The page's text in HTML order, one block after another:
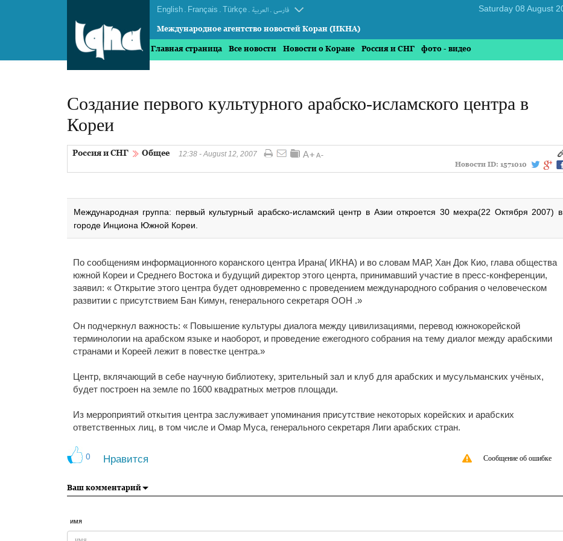
English . Français . Türkçe . العربیة . فارسی
Международное агентство новостей Коран (ИКНА)
Главная страница Все новости Новости о Коране Россия и СНГ фото - видео
Создание первого культурного арабско-исламского центра в
Кореи
Россия и СНГ Общее
12:38 - August 12, 2007
Новости ID: 1571010
Международная группа: первый культурный арабско-исламский центр в Азии откроется 30 мехра(22 Октября 2007) в
городе Инциона Южной Кореи.
По сообщениям информационного коранского центра Ирана( ИКНА) и во словам МАР, Хан Док Кио, глава общества
южной Кореи и Среднего Востока и будущий директор этого ценрта, принимавший участие в пресс-конференции,
заявил: « Открытие этого центра будет одновременно с проведением международного собрания о человеческом
развитии с присутствием Бан Кимун, генерального секретаря ООН .»
Он подчеркнул важность: « Повышение культуры диалога между цивилизациями, перевод южнокорейской
терминологии на арабском языке и наоборот, и проведение ежегодного собрания на тему диалог между арабскими
странами и Кореей лежит в повестке центра.»
Центр, вклячающий в себе научную библиотеку, зрительный зал и клуб для арабских и мусульманских учёных,
будет построен на земле по 1600 квадратных метров площади.
Из мерроприятий откытия центра заслуживает упоминания присутствие некоторых корейских и арабских
ответственных лиц, в том числе и Омар Муса, генерального секретаря Лиги арабских стран.
0 Нравится Сообщение об ошибке
Ваш комментарий
имя